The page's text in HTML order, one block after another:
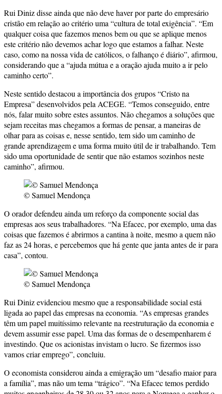
Rui Diniz disse ainda que não deve haver por parte do empresário
cristão em relação ao critério uma “cultura de total exigência”. “Em
qualquer coisa que fazemos menos bem ou que se aplique menos
este critério não devemos achar logo que estamos a falhar. Neste
caso, como na nossa vida de católicos, o falhanço é diário”, afirmou,
considerando que a “ajuda mútua e a oração ajuda muito a ir pelo
caminho certo”.
Neste sentido destacou a importância dos grupos “Cristo na
Empresa” desenvolvidos pela ACEGE. “Temos conseguido, entre
nós, falar muito sobre estes assuntos. Não chegamos a soluções que
sejam receitas mas chegamos a formas de pensar, a maneiras de
olhar para as coisas e, nesse sentido, tem sido um caminho de
grande aprendizagem e uma forma muito útil de ir trabalhando. Tem
sido uma oportunidade de sentir que não estamos sozinhos neste
caminho”, afirmou.
© Samuel Mendonça
O orador defendeu ainda um reforço da componente social das
empresas aos seus trabalhadores. “Na Efacec, por exemplo, uma das
coisas que fazemos é abrirmos a cantina à noite, mesmo a quem não
faz as 24 horas, e percebemos que há gente que janta antes de ir para
casa”, contou.
© Samuel Mendonça
Rui Diniz evidenciou mesmo que a responsabilidade social está
ligada ao papel das empresas na economia. “As empresas grandes
têm um papel muitíssimo relevante na reestruturação da economia e
devem assumir esse papel. Uma das formas de o desempenharem é
investindo. Que os acionistas invistam o lucro. Se fizermos isso
vamos criar emprego”, concluiu.
O economista considerou ainda a emigração um “desafio maior para
a família”, mas não um tema “trágico”. “Na Efacec temos perdido